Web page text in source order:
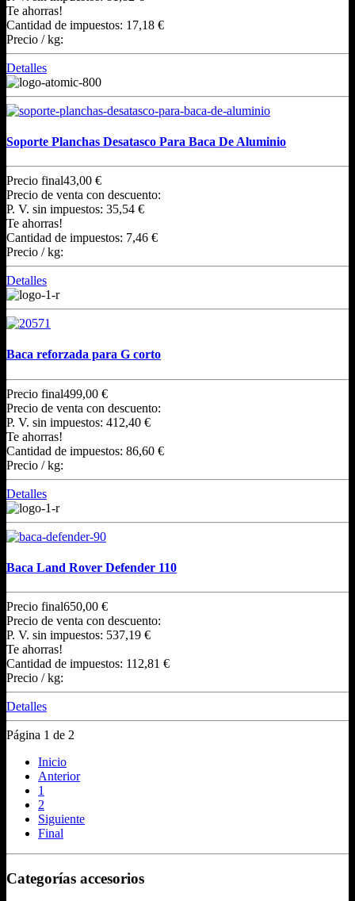
Te ahorras!
Cantidad de impuestos: 17,18 €
Precio / kg:
Detalles
Soporte Planchas Desatasco Para Baca De Aluminio
Precio final43,00 €
Precio de venta con descuento:
P. V. sin impuestos: 35,54 €
Te ahorras!
Cantidad de impuestos: 7,46 €
Precio / kg:
Detalles
Baca reforzada para G corto
Precio final499,00 €
Precio de venta con descuento:
P. V. sin impuestos: 412,40 €
Te ahorras!
Cantidad de impuestos: 86,60 €
Precio / kg:
Detalles
Baca Land Rover Defender 110
Precio final650,00 €
Precio de venta con descuento:
P. V. sin impuestos: 537,19 €
Te ahorras!
Cantidad de impuestos: 112,81 €
Precio / kg:
Detalles
Página 1 de 2
Inicio
Anterior
1
2
Siguiente
Final
Categorías accesorios